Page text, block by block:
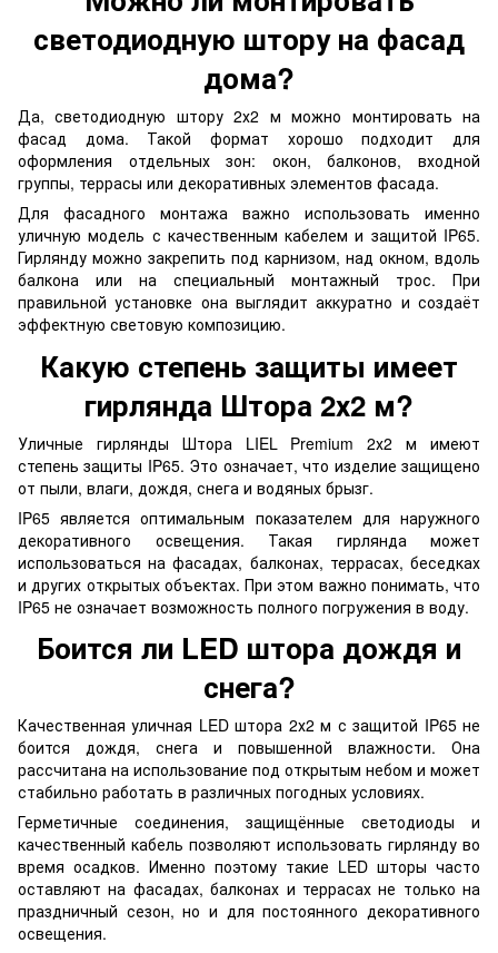
светодиодную штору на фасад
дома?
Да, светодиодную штору 2х2 м можно монтировать на
фасад дома. Такой формат хорошо подходит для
оформления отдельных зон: окон, балконов, входной
группы, террасы или декоративных элементов фасада.
Для фасадного монтажа важно использовать именно
уличную модель с качественным кабелем и защитой IP65.
Гирлянду можно закрепить под карнизом, над окном, вдоль
балкона или на специальный монтажный трос. При
правильной установке она выглядит аккуратно и создаёт
эффектную световую композицию.
Какую степень защиты имеет
гирлянда Штора 2х2 м?
Уличные гирлянды Штора LIEL Premium 2х2 м имеют
степень защиты IP65. Это означает, что изделие защищено
от пыли, влаги, дождя, снега и водяных брызг.
IP65 является оптимальным показателем для наружного
декоративного освещения. Такая гирлянда может
использоваться на фасадах, балконах, террасах, беседках
и других открытых объектах. При этом важно понимать, что
IP65 не означает возможность полного погружения в воду.
Боится ли LED штора дождя и
снега?
Качественная уличная LED штора 2х2 м с защитой IP65 не
боится дождя, снега и повышенной влажности. Она
рассчитана на использование под открытым небом и может
стабильно работать в различных погодных условиях.
Герметичные соединения, защищённые светодиоды и
качественный кабель позволяют использовать гирлянду во
время осадков. Именно поэтому такие LED шторы часто
оставляют на фасадах, балконах и террасах не только на
праздничный сезон, но и для постоянного декоративного
освещения.